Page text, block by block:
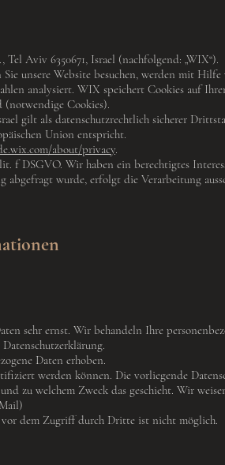
Aviv 6350671, Israel (nachfolgend: „WIX“).
unsere Website besuchen, werden mit
analysiert. WIX speichert Cookies auf
(notwendige Cookies).
gilt als datenschutzrechtlich sicherer
Union entspricht.
about/privacy.
DSGVO. Wir haben ein berechtigtes
abgefragt wurde, erfolgt die Verarbeitung
sehr ernst. Wir behandeln Ihre
Daten erhoben.
werden können. Die vorliegende
zu welchem Zweck das geschieht. Wir
vor dem Zugriff durch Dritte ist nicht möglich.